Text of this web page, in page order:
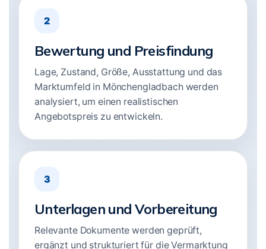
2
Bewertung und Preisfindung
Lage, Zustand, Größe, Ausstattung und das
Marktumfeld in Mönchengladbach werden
analysiert, um einen realistischen
Angebotspreis zu entwickeln.
3
Unterlagen und Vorbereitung
Relevante Dokumente werden geprüft,
ergänzt und strukturiert für die Vermarktung